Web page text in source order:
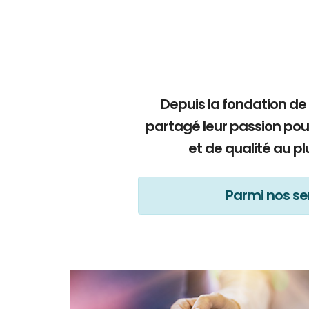
Depuis la fondation
partagé leur passion
et de qualité au
Parmi nos